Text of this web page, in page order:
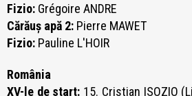
Fizio: Grégoire ANDRE
Cărăuș apă 2: Pierre MAWET
Fizio: Pauline L'HOIR
România
XV-le de start: 15. Cristian ISOZIO